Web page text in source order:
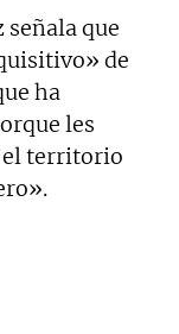
señala que
de
ha
les
el territorio